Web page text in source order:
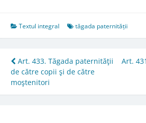
Textul integral tăgada paternității
Post
navigation
Art. 433. Tăgada paternităţii
de către copii şi de către
moştenitori
Art.